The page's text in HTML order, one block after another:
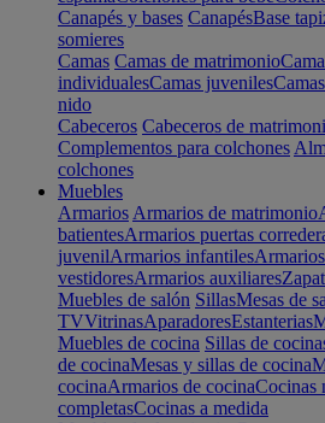
Canapés y bases CanapésBase
somieres
Camas Camas de matrimonio
individualesCamas juveniles
nido
Cabeceros Cabeceros de
Complementos para colchones
colchones
Muebles
Armarios Armarios de matrimonio
batientesArmarios puertas
juvenilArmarios infantiles
vestidoresArmarios auxiliares
Muebles de salón SillasMesas de
TVVitrinasAparadoresEstanterias
Muebles de cocina Sillas de
de cocinaMesas y sillas de cocina
cocinaArmarios de cocinaCocinas
completasCocinas a medida